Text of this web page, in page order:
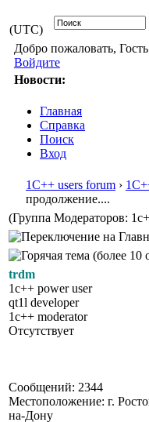
(UTC)
Добро пожаловать,
Войдите
Новости:
Главная
Справка
Поиск
Вход
1С++ users forum ›
продолжение....
(Группа Модераторов:
trdm
1c++ power user
qt1l developer
1c++ moderator
Отсутствует
Сообщений: 2344
Местоположение: г.
на-Дону